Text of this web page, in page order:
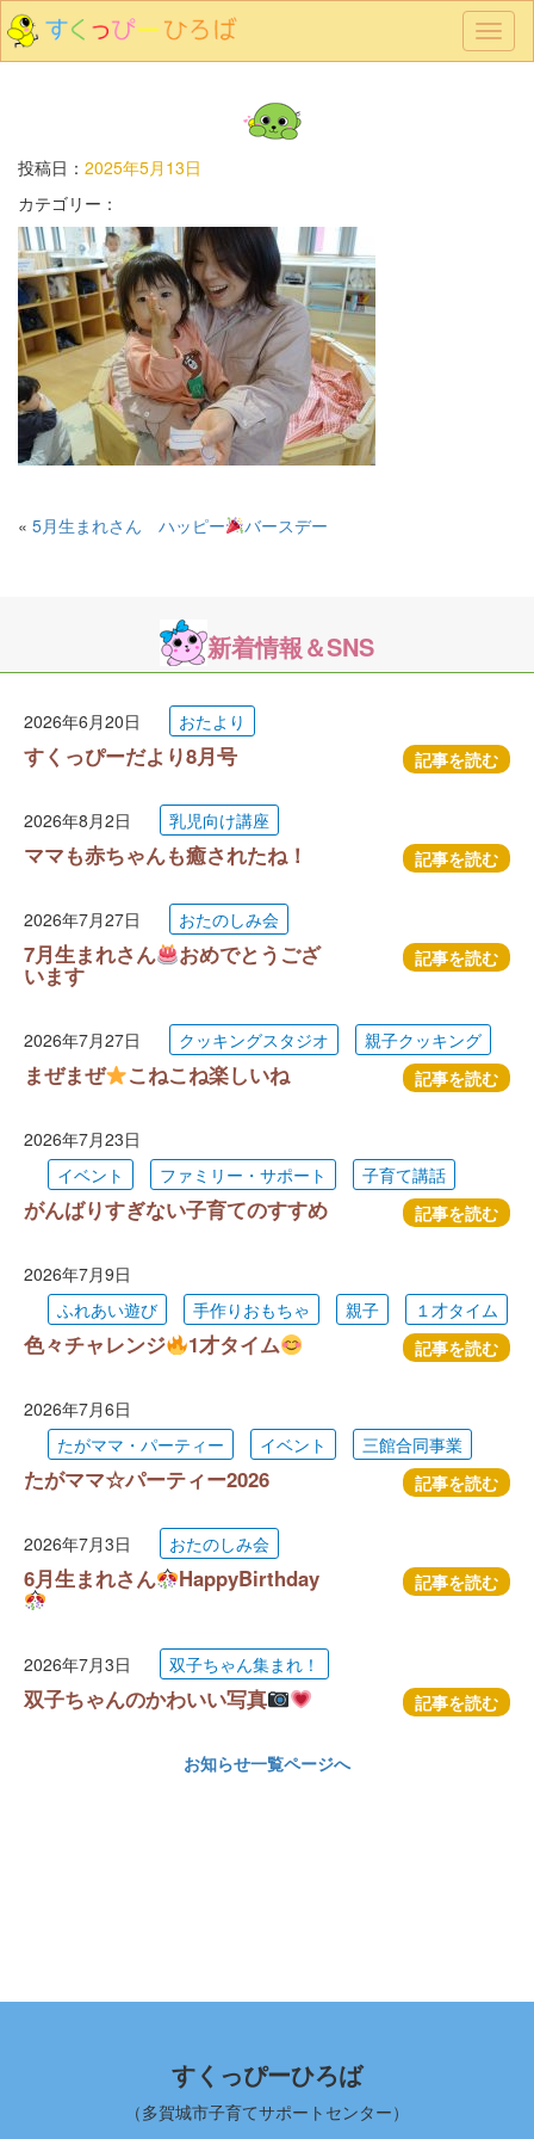
メ
ニ
投稿日： 2025年5月13日
カテゴリー：
« 5月生まれさん ハッピー バースデー
新着情報＆SNS
2026年6月20日 おたより
すくっぴーだより8月号 記事を読む
2026年8月2日 乳児向け講座
ママも赤ちゃんも癒されたね！ 記事を読む
2026年7月27日 おたのしみ会
7月生まれさん おめでとうござ
います
記事を読む
2026年7月27日 クッキングスタジオ 親子クッキング
まぜまぜ こねこね楽しいね 記事を読む
2026年7月23日
イベント
ファミリー・サポート 子育て講話
がんばりすぎない子育てのすすめ 記事を読む
2026年7月9日
ふれあい遊び
手作りおもちゃ 親子 １才タイム
色々チャレンジ 1才タイム 記事を読む
2026年7月6日
たがママ・パーティー
イベント 三館合同事業
たがママ☆パーティー2026 記事を読む
2026年7月3日 おたのしみ会
6月生まれさん HappyBirthday 記事を読む
2026年7月3日 双子ちゃん集まれ！
双子ちゃんのかわいい写真 記事を読む
お知らせ一覧ページへ
すくっぴーひろば
（多賀城市子育てサポートセンター）